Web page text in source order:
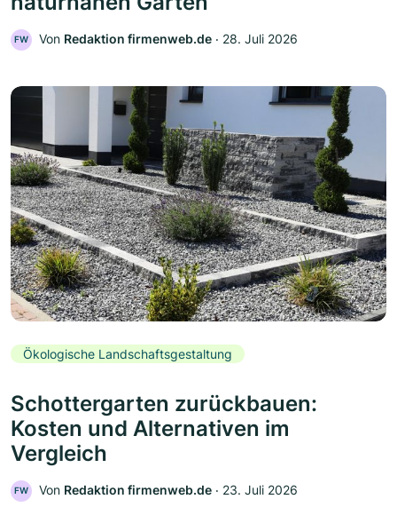
FW Von Redaktion firmenweb.de ‧ 28. Juli 2026
Ökologische Landschaftsgestaltung
Schottergarten zurückbauen:
Kosten und Alternativen im
Vergleich
FW Von Redaktion firmenweb.de ‧ 23. Juli 2026